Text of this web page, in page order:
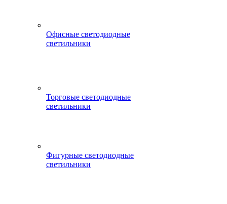
Офисные светодиодные
светильники
Торговые светодиодные
светильники
Фигурные светодиодные
светильники